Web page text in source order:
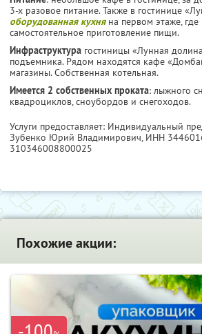
3-х разовое питание. Также в гостинице
оборудованная кухняна первом этаже,
самостоятельное приготовление пищи.
Инфраструктура гостиницы «Лунная
подъемника. Рядом находятся кафе
магазины. Собственная котельная.
Имеется 2 собственных проката: лыжного
квадроциклов, сноубордов и снегоходов.
Услуги предоставляет: Индивидуальный
Зубенко Юрий Владимирович, ИНН
310346008800025
Похожие акции: